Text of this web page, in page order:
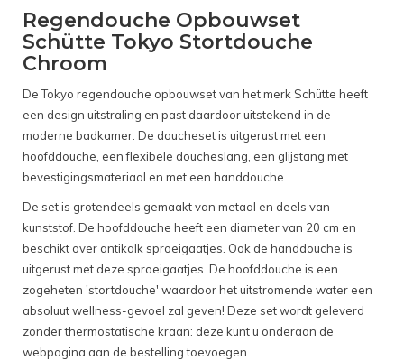
Regendouche Opbouwset
Schütte Tokyo Stortdouche
Chroom
De Tokyo regendouche opbouwset van het merk Schütte heeft
een design uitstraling en past daardoor uitstekend in de
moderne badkamer. De doucheset is uitgerust met een
hoofddouche, een flexibele doucheslang, een glijstang met
bevestigingsmateriaal en met een handdouche.
De set is grotendeels gemaakt van metaal en deels van
kunststof. De hoofddouche heeft een diameter van 20 cm en
beschikt over antikalk sproeigaatjes. Ook de handdouche is
uitgerust met deze sproeigaatjes. De hoofddouche is een
zogeheten 'stortdouche' waardoor het uitstromende water een
absoluut wellness-gevoel zal geven! Deze set wordt geleverd
zonder thermostatische kraan: deze kunt u onderaan de
webpagina aan de bestelling toevoegen.